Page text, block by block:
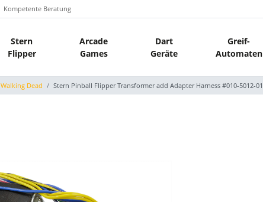
Kompetente Beratung
Stern
Flipper
Arcade
Games
Dart
Geräte
Greif-
Automaten
Walking Dead Stern Pinball Flipper Transformer add Adapter Harness #010-5012-01